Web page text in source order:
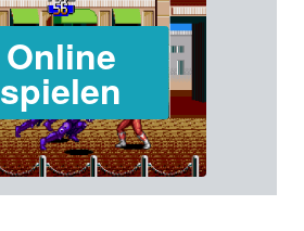
Online
spielen